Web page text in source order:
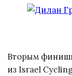
Вторым
из Israel